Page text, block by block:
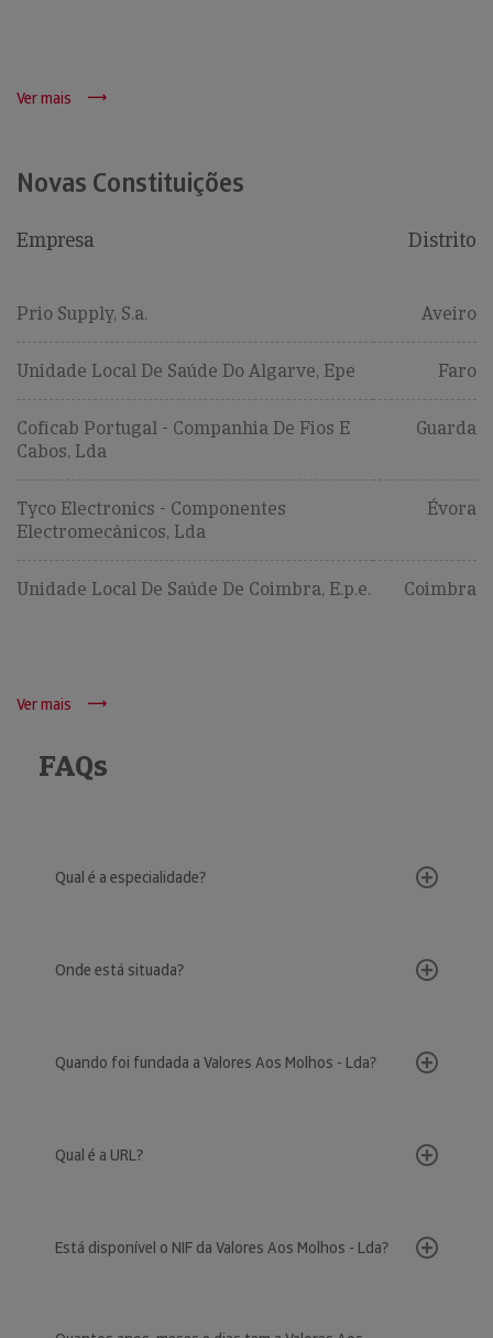
Ver mais
Novas Constituições
Empresa Distrito
Prio Supply, S.a. Aveiro
Unidade Local De Saúde Do Algarve, Epe Faro
Coficab Portugal - Companhia De Fios E
Cabos, Lda
Guarda
Tyco Electronics - Componentes
Electromecânicos, Lda
Évora
Unidade Local De Saúde De Coimbra, E.p.e. Coimbra
Ver mais
FAQs
Qual é a especialidade?
Onde está situada?
Quando foi fundada a Valores Aos Molhos - Lda?
Qual é a URL?
Está disponível o NIF da Valores Aos Molhos - Lda?